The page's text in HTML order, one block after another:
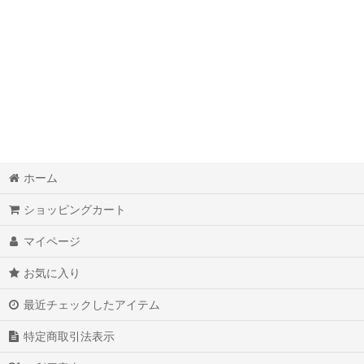
ホーム
ショッピングカート
マイページ
お気に入り
最近チェックしたアイテム
特定商取引法表示